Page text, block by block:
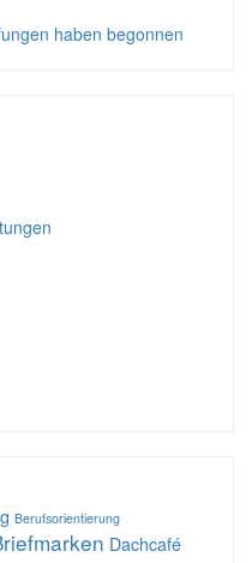
haben begonnen
Berufsorientierung
Dachcafé